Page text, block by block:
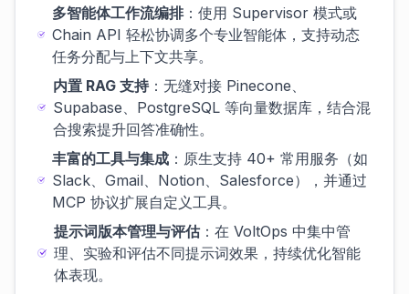
多智能体工作流编排：使用 Supervisor 模式或
Chain API 轻松协调多个专业智能体，支持动态
任务分配与上下文共享。
内置 RAG 支持：无缝对接 Pinecone、
Supabase、PostgreSQL 等向量数据库，结合混
合搜索提升回答准确性。
丰富的工具与集成：原生支持 40+ 常用服务（如
Slack、Gmail、Notion、Salesforce），并通过
MCP 协议扩展自定义工具。
提示词版本管理与评估：在 VoltOps 中集中管
理、实验和评估不同提示词效果，持续优化智能
体表现。